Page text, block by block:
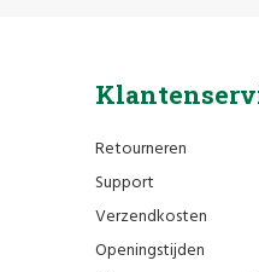
Retourneren
Support
Verzendkosten
Openingstijden